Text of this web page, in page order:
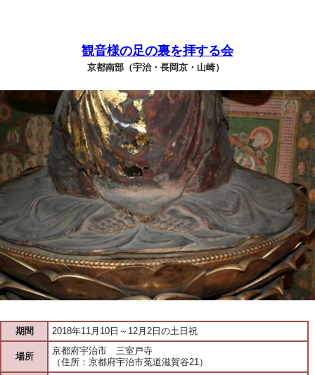
観音様の足の裏を拝する会
京都南部（宇治・長岡京・山崎）
期間 2018年11月10日～12月2日の土日祝
場所
京都府宇治市 三室戸寺
（住所：京都府宇治市菟道滋賀谷21）